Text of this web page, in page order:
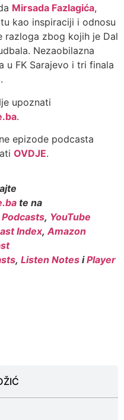
Mirsada Fazlagića,
kao inspiraciji i odnosu
razloga zbog kojih je Dal
Nezaobilazna
u FK Sarajevo i tri finala
upoznati
.
epizode podcasta
OVDJE.
te na
, YouTube
Index, Amazon
, Listen Notes iPlayer